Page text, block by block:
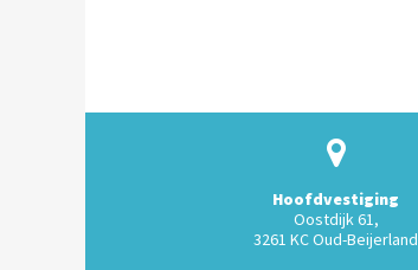
Hoofdvestiging
Oostdijk 61,
3261 KC Oud-Beijerland